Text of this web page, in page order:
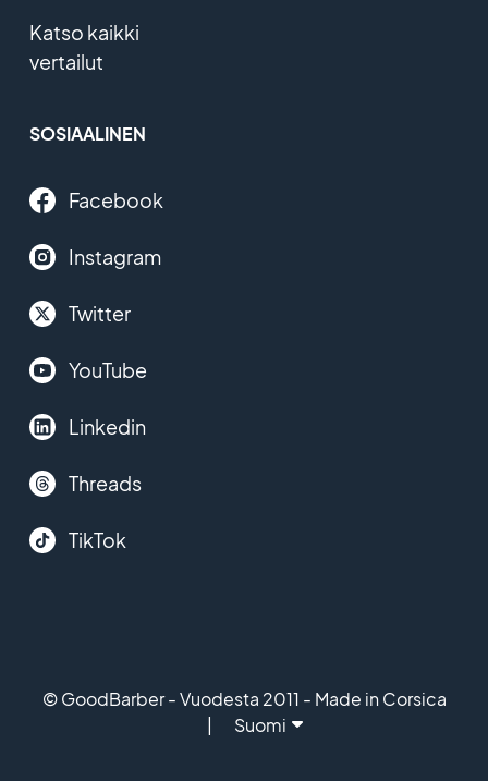
Katso kaikki
vertailut
SOSIAALINEN
Facebook
Instagram
Twitter
YouTube
Linkedin
Threads
TikTok
© GoodBarber - Vuodesta 2011 - Made in Corsica
Suomi